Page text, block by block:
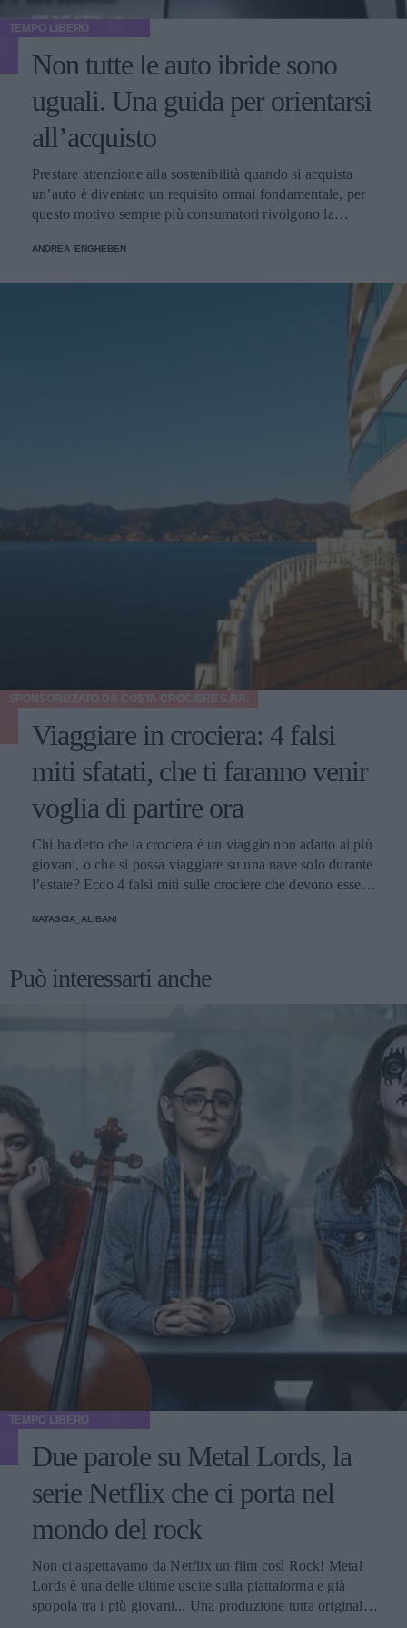
TEMPO LIBERO
Non tutte le auto ibride sono
uguali. Una guida per orientarsi
all’acquisto
Prestare attenzione alla sostenibilità quando si acquista
un’auto è diventato un requisito ormai fondamentale, per
questo motivo sempre più consumatori rivolgono la
all’interno dell’offerta? Ecco una breve guida per scegliere
ANDREA_ENGHEBEN
Viaggiare in crociera: 4 falsi
miti sfatati, che ti faranno venir
voglia di partire ora
Chi ha detto che la crociera è un viaggio non adatto ai più
giovani, o che si possa viaggiare su una nave solo durante
l’estate? Ecco 4 falsi miti sulle crociere che devono essere
SPONSORIZZATO DA COSTA CROCIERE S.P.A.
NATASCIA_ALIBANI
Può interessarti anche
TEMPO LIBERO
Due parole su Metal Lords, la
serie Netflix che ci porta nel
mondo del rock
Non ci aspettavamo da Netflix un film così Rock! Metal
Lords è una delle ultime uscite sulla piattaforma e già
spopola tra i più giovani... Una produzione tutta originale,